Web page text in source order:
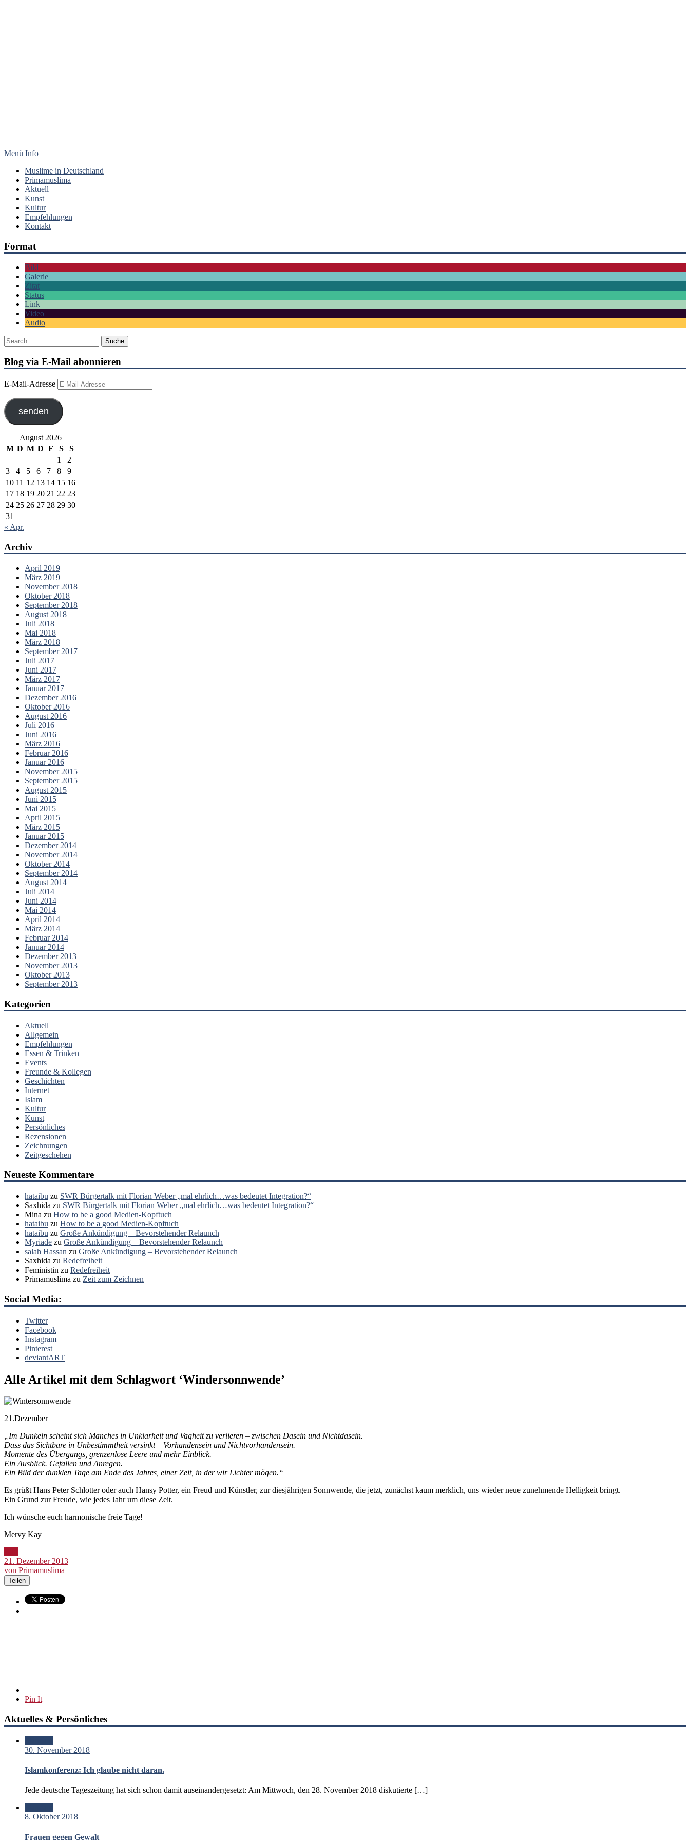
Menü Info
Muslime in Deutschland
Primamuslima
Aktuell
Kunst
Kultur
Empfehlungen
Kontakt
Format
Bild
Galerie
Zitat
Status
Link
Video
Audio
Blog via E-Mail abonnieren
E-Mail-Adresse
senden
August 2026
M D M D F S
S
1
2
3
4 5 6 7 8
9
10 11 12 13 14 15 16
17 18 19 20 21 22 23
24 25 26 27 28 29 30
31
« Apr.
Archiv
April 2019
März 2019
November 2018
Oktober 2018
September 2018
August 2018
Juli 2018
Mai 2018
März 2018
September 2017
Juli 2017
Juni 2017
März 2017
Januar 2017
Dezember 2016
Oktober 2016
August 2016
Juli 2016
Juni 2016
März 2016
Februar 2016
Januar 2016
November 2015
September 2015
August 2015
Juni 2015
Mai 2015
April 2015
März 2015
Januar 2015
Dezember 2014
November 2014
Oktober 2014
September 2014
August 2014
Juli 2014
Juni 2014
Mai 2014
April 2014
März 2014
Februar 2014
Januar 2014
Dezember 2013
November 2013
Oktober 2013
September 2013
Kategorien
Aktuell
Allgemein
Empfehlungen
Essen & Trinken
Events
Freunde & Kollegen
Geschichten
Internet
Islam
Kultur
Kunst
Persönliches
Rezensionen
Zeichnungen
Zeitgeschehen
Neueste Kommentare
hataibu zu SWR Bürgertalk mit Florian Weber „mal ehrlich…was bedeutet Integration?“
Saxhida zu SWR Bürgertalk mit Florian Weber „mal ehrlich…was bedeutet Integration?“
Mina zu How to be a good Medien-Kopftuch
hataibu zu How to be a good Medien-Kopftuch
hataibu zu Große Ankündigung – Bevorstehender Relaunch
Myriade zu Große Ankündigung – Bevorstehender Relaunch
salah Hassan zu Große Ankündigung – Bevorstehender Relaunch
Saxhida zu Redefreiheit
Feministin zu Redefreiheit
Primamuslima zu Zeit zum Zeichnen
Social Media:
Twitter
Facebook
Instagram
Pinterest
deviantART
Alle Artikel mit dem Schlagwort ‘Windersonnwende’
21.Dezember
„Im Dunkeln scheint sich Manches in Unklarheit und Vagheit zu verlieren – zwischen Dasein und Nichtdasein.
Dass das Sichtbare in Unbestimmtheit versinkt – Vorhandensein und Nichtvorhandensein.
Momente des Übergangs, grenzenlose Leere und mehr Einblick.
Ein Ausblick. Gefallen und Anregen.
Ein Bild der dunklen Tage am Ende des Jahres, einer Zeit, in der wir Lichter mögen.“
Es grüßt Hans Peter Schlotter oder auch Hansy Potter, ein Freud und Künstler, zur diesjährigen Sonnwende, die jetzt, zunächst kaum merklich, uns wieder neue zunehmende Helligkeit bringt.
Ein Grund zur Freude, wie jedes Jahr um diese Zeit.
Ich wünsche euch harmonische freie Tage!
Mervy Kay
21. Dezember 2013
von Primamuslima
Teilen
Pin It
Aktuelles & Persönliches
30. November 2018
Islamkonferenz: Ich glaube nicht daran.
Jede deutsche Tageszeitung hat sich schon damit auseinandergesetzt: Am Mittwoch, den 28. November 2018 diskutierte […]
8. Oktober 2018
Frauen gegen Gewalt